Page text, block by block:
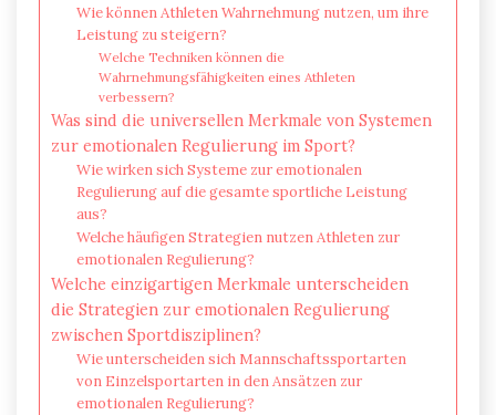
Wie können Athleten Wahrnehmung nutzen, um ihre
Leistung zu steigern?
Welche Techniken können die
Wahrnehmungsfähigkeiten eines Athleten
verbessern?
Was sind die universellen Merkmale von Systemen
zur emotionalen Regulierung im Sport?
Wie wirken sich Systeme zur emotionalen
Regulierung auf die gesamte sportliche Leistung
aus?
Welche häufigen Strategien nutzen Athleten zur
emotionalen Regulierung?
Welche einzigartigen Merkmale unterscheiden
die Strategien zur emotionalen Regulierung
zwischen Sportdisziplinen?
Wie unterscheiden sich Mannschaftssportarten
von Einzelsportarten in den Ansätzen zur
emotionalen Regulierung?